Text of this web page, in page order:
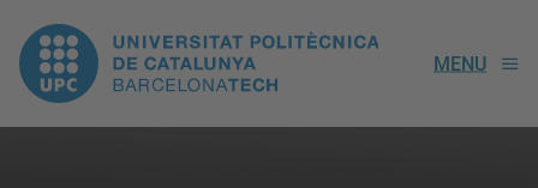
UPC.
Universitat
MENU